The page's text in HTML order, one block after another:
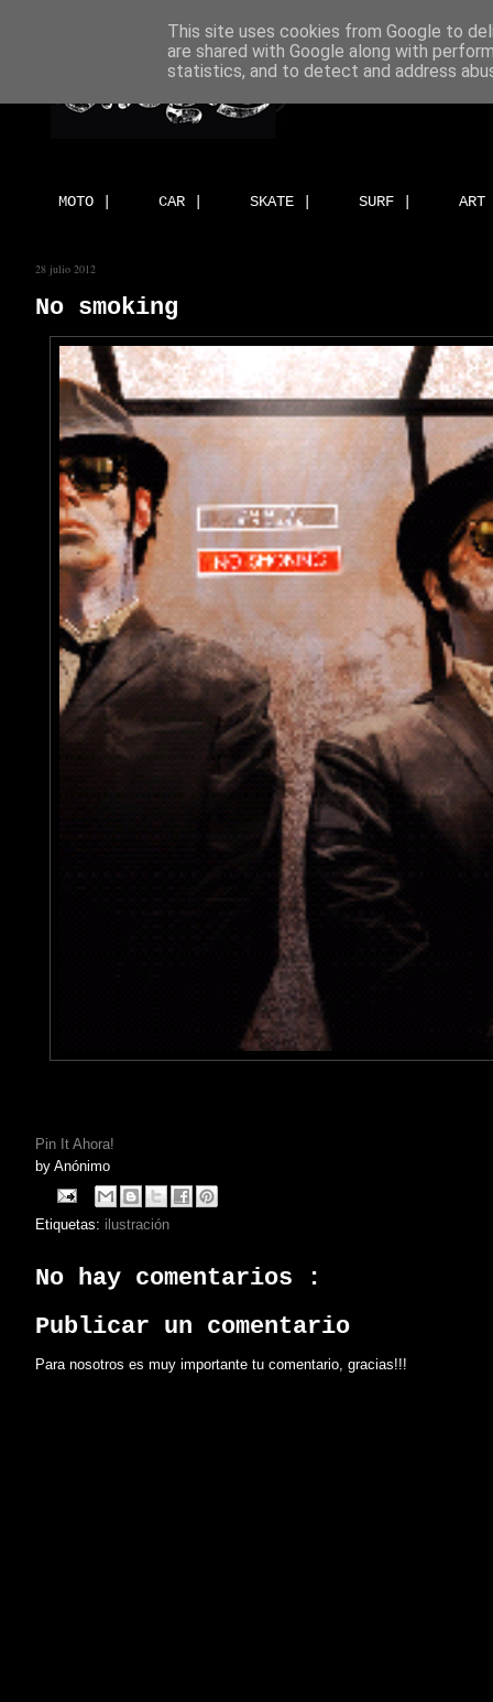
MOTO | CAR | SKATE | SURF |
28 julio 2012
No smoking
Pin It Ahora!
by Anónimo
Etiquetas: ilustración
No hay comentarios :
Publicar un comentario
Para nosotros es muy importante tu comentario, gracias!!!
This site uses cookies from Google to
are shared with Google along with
statistics, and to detect and address